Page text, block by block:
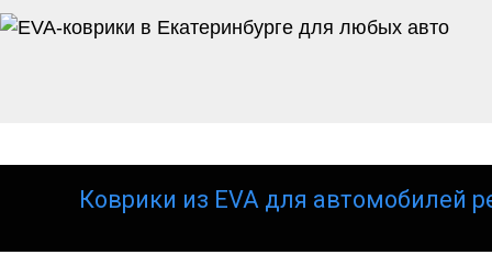
Коврики из EVA для автомобилей